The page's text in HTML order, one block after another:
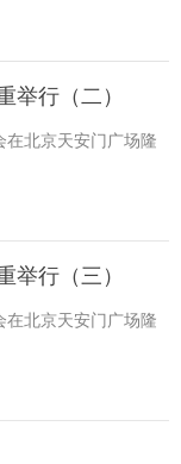
行（二）
北京天安门广场隆
行（三）
北京天安门广场隆